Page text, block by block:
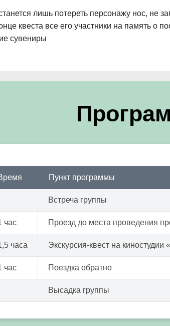
лишь потереть персонажу нос, не
квеста все его участники на память о
сувениры
Пункт программы
Встреча группы
час Проезд до места проведения
часа Экскурсия-квест на
час Поездка обратно
Высадка группы